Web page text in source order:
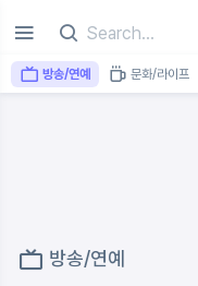
방송/연예 문화/라이프
방송/연예